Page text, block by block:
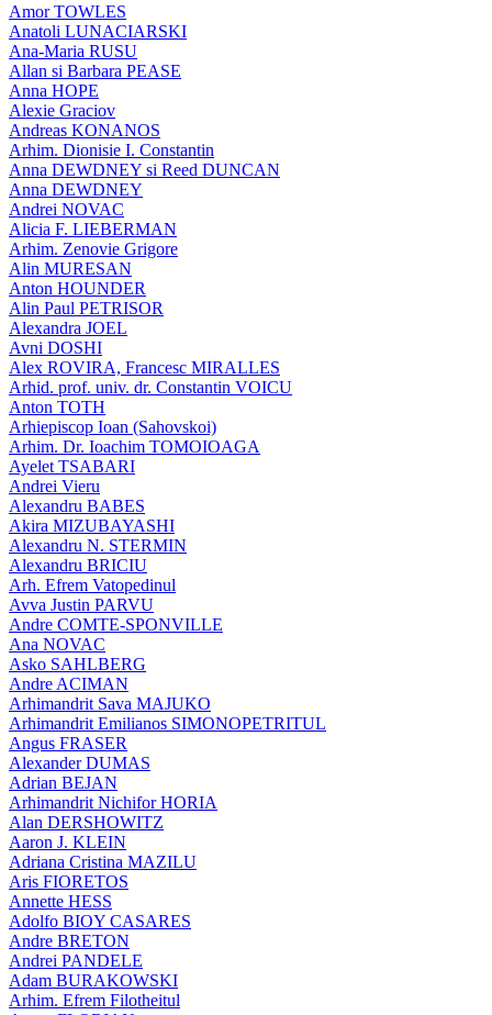
Amor TOWLES
Anatoli LUNACIARSKI
Ana-Maria RUSU
Allan si Barbara PEASE
Anna HOPE
Alexie Graciov
Andreas KONANOS
Arhim. Dionisie I. Constantin
Anna DEWDNEY si Reed DUNCAN
Anna DEWDNEY
Andrei NOVAC
Alicia F. LIEBERMAN
Arhim. Zenovie Grigore
Alin MURESAN
Anton HOUNDER
Alin Paul PETRISOR
Alexandra JOEL
Avni DOSHI
Alex ROVIRA, Francesc MIRALLES
Arhid. prof. univ. dr. Constantin VOICU
Anton TOTH
Arhiepiscop Ioan (Sahovskoi)
Arhim. Dr. Ioachim TOMOIOAGA
Ayelet TSABARI
Andrei Vieru
Alexandru BABES
Akira MIZUBAYASHI
Alexandru N. STERMIN
Alexandru BRICIU
Arh. Efrem Vatopedinul
Avva Justin PARVU
Andre COMTE-SPONVILLE
Ana NOVAC
Asko SAHLBERG
Andre ACIMAN
Arhimandrit Sava MAJUKO
Arhimandrit Emilianos SIMONOPETRITUL
Angus FRASER
Alexander DUMAS
Adrian BEJAN
Arhimandrit Nichifor HORIA
Alan DERSHOWITZ
Aaron J. KLEIN
Adriana Cristina MAZILU
Aris FIORETOS
Annette HESS
Adolfo BIOY CASARES
Andre BRETON
Andrei PANDELE
Adam BURAKOWSKI
Arhim. Efrem Filotheitul